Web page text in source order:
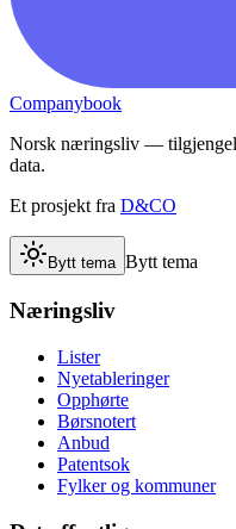
Companybook
Norsk næringsliv —
data.
Et prosjekt fra D&CO
Bytt tema Bytt tema
Næringsliv
Lister
Nyetableringer
Opphørte
Børsnotert
Anbud
Patentsok
Fylker og kommuner